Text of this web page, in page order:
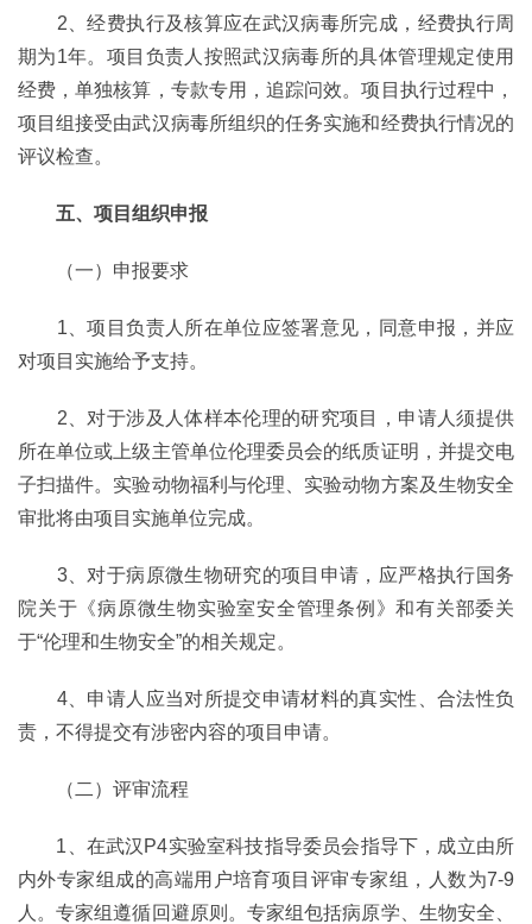
2、经费执行及核算应在武汉病毒所完成，经费执行周
期为1年。项目负责人按照武汉病毒所的具体管理规定使用
经费，单独核算，专款专用，追踪问效。项目执行过程中，
项目组接受由武汉病毒所组织的任务实施和经费执行情况的
评议检查。
五、项目组织申报
（一）申报要求
1、项目负责人所在单位应签署意见，同意申报，并应
对项目实施给予支持。
2、对于涉及人体样本伦理的研究项目，申请人须提供
所在单位或上级主管单位伦理委员会的纸质证明，并提交电
子扫描件。实验动物福利与伦理、实验动物方案及生物安全
审批将由项目实施单位完成。
3、对于病原微生物研究的项目申请，应严格执行国务
院关于《病原微生物实验室安全管理条例》和有关部委关
于“伦理和生物安全”的相关规定。
4、申请人应当对所提交申请材料的真实性、合法性负
责，不得提交有涉密内容的项目申请。
（二）评审流程
1、在武汉P4实验室科技指导委员会指导下，成立由所
内外专家组成的高端用户培育项目评审专家组，人数为7-9
人。专家组遵循回避原则。专家组包括病原学、生物安全、